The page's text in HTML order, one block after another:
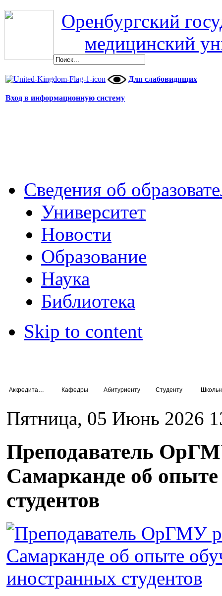
Оренбургский
медицинский
Для слабовидящих
Вход в информационную систему
Сведения об
Университет
Новости
Образование
Наука
Библиотека
Skip to content
Кафедры Абитуриенту Студенту
Пятница, 05 Июнь 2026
Преподаватель
Самарканде об
студентов